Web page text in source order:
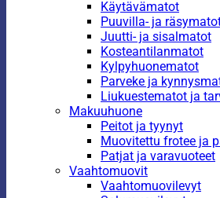
Käytävämatot
Puuvilla- ja
Juutti- ja sisalmatot
Kosteantilanmatot
Kylpyhuonematot
Parveke ja
Liukuestematot ja
Makuuhuone
Peitot ja tyynyt
Muovitettu frotee ja
Patjat ja varavuoteet
Vaahtomuovit
Vaahtomuovilevyt